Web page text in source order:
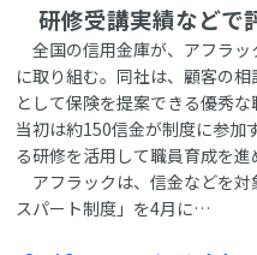
研修受講実績などで
全国の信用金庫が、アフラ
に取り組む。同社は、顧客の
として保険を提案できる優秀
当初は約150信金が制度に参加
る研修を活用して職員育成を進
アフラックは、信金などを
スパート制度」を4月に…